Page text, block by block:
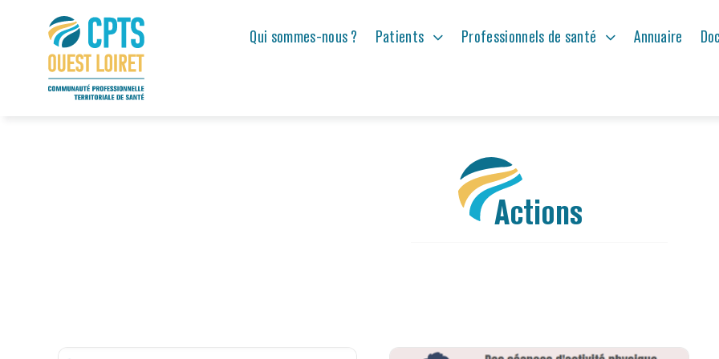
contenu
Qui sommes-nous ? Patients Professionnels de santé Annuaire
Qui sommes-nous ? Patients Professionnels de santé Annuaire
Actions